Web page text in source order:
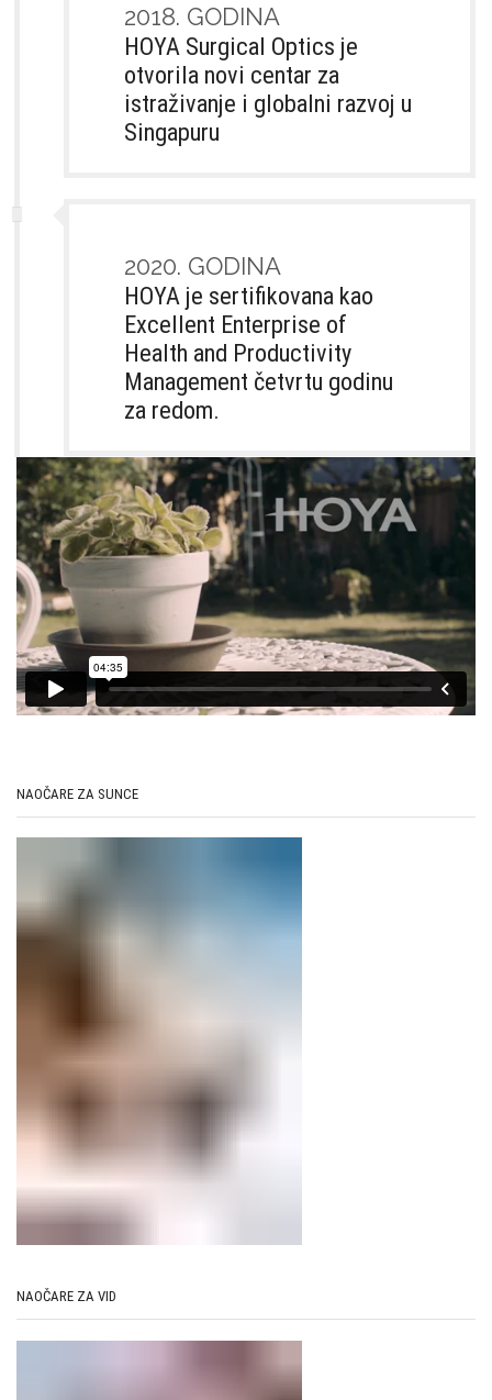
2018. GODINA
HOYA Surgical Optics je
otvorila novi centar za
istraživanje i globalni razvoj u
Singapuru
2020. GODINA
HOYA je sertifikovana kao
Excellent Enterprise of
Health and Productivity
Management četvrtu godinu
za redom.
NAOČARE ZA SUNCE
NAOČARE ZA VID